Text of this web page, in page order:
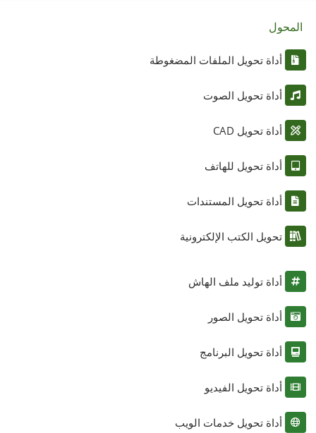
المحول
أداة تحويل الملفات المضغوطة
أداة تحويل الصوت
أداة تحويل CAD
أداة تحويل للهاتف
أداة تحويل المستندات
تحويل الكتب الإلكترونية
أداة توليد ملف الهاش
أداة تحويل الصور
أداة تحويل البرنامج
أداة تحويل الفيديو
أداة تحويل خدمات الويب